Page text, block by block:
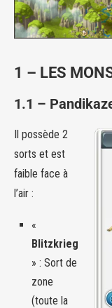
1 – LES
1.1 –
Il possède 2
sorts et est
faible face à
l’air :
«
Blitzkrieg
» : Sort de
zone
(toute la